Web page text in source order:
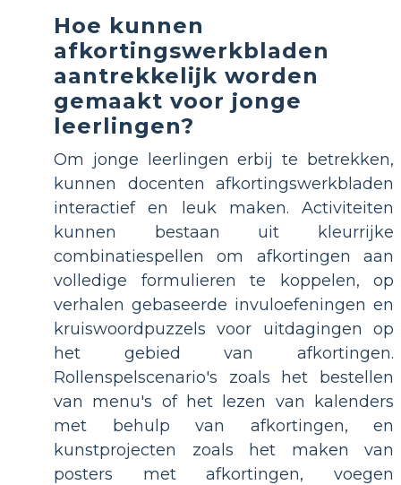
Hoe kunnen
afkortingswerkbladen
aantrekkelijk worden
gemaakt voor jonge
leerlingen?
Om jonge leerlingen erbij te betrekken,
kunnen docenten afkortingswerkbladen
interactief en leuk maken. Activiteiten
kunnen bestaan uit kleurrijke
combinatiespellen om afkortingen aan
volledige formulieren te koppelen, op
verhalen gebaseerde invuloefeningen en
kruiswoordpuzzels voor uitdagingen op
het gebied van afkortingen.
Rollenspelscenario's zoals het bestellen
van menu's of het lezen van kalenders
met behulp van afkortingen, en
kunstprojecten zoals het maken van
posters met afkortingen, voegen